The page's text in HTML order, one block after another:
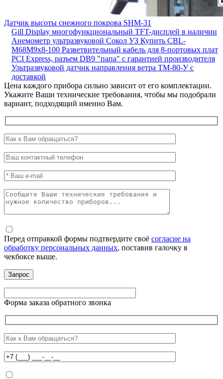
Датчик высоты снежного покрова SHM-31
Gill Display многофункциональный TFT-дисплей в наличии
Анемометр ультразвуковой Сокол УЗ Купить CBL-
M68M9x8-100 Разветвительный кабель для 8-портовых плат
PCI Express, разъем DB9 "папа" с гарантией производителя
Ультразвуковой датчик направления ветра ТМ-80-У с
доставкой
Цена каждого прибора сильно зависит от его комплектации.
Укажите Ваши технические требования, чтобы мы подобрали
вариант, подходящий именно Вам.
Перед отправкой формы подтвердите своё согласие на
обработку персональных данных, поставив галочку в
чекбоксе выше.
Форма заказа обратного звонка